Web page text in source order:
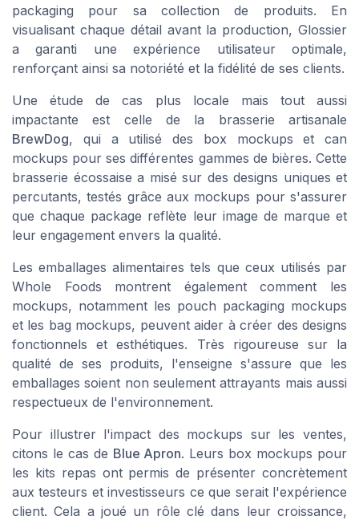
packaging pour sa collection de produits. En
visualisant chaque détail avant la production, Glossier
a garanti une expérience utilisateur optimale,
renforçant ainsi sa notoriété et la fidélité de ses clients.
Une étude de cas plus locale mais tout aussi
impactante est celle de la brasserie artisanale
BrewDog, qui a utilisé des box mockups et can
mockups pour ses différentes gammes de bières. Cette
brasserie écossaise a misé sur des designs uniques et
percutants, testés grâce aux mockups pour s'assurer
que chaque package reflète leur image de marque et
leur engagement envers la qualité.
Les emballages alimentaires tels que ceux utilisés par
Whole Foods montrent également comment les
mockups, notamment les pouch packaging mockups
et les bag mockups, peuvent aider à créer des designs
fonctionnels et esthétiques. Très rigoureuse sur la
qualité de ses produits, l'enseigne s'assure que les
emballages soient non seulement attrayants mais aussi
respectueux de l'environnement.
Pour illustrer l'impact des mockups sur les ventes,
citons le cas de Blue Apron. Leurs box mockups pour
les kits repas ont permis de présenter concrètement
aux testeurs et investisseurs ce que serait l'expérience
client. Cela a joué un rôle clé dans leur croissance,